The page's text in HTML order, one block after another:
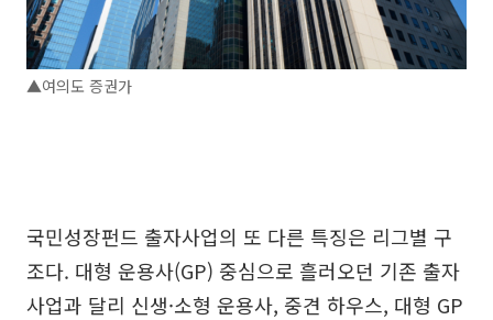
▲여의도 증권가
국민성장펀드 출자사업의 또 다른 특징은 리그별 구
조다. 대형 운용사(GP) 중심으로 흘러오던 기존 출자
사업과 달리 신생·소형 운용사, 중견 하우스, 대형 GP